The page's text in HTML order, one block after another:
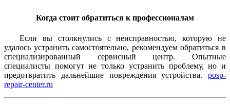
Когда стоит обратиться к профессионалам
Если вы столкнулись с неисправностью, которую не
удалось устранить самостоятельно, рекомендуем обратиться в
специализированный сервисный центр. Опытные
специалисты помогут не только устранить проблему, но и
предотвратить дальнейшие повреждения устройства. posp-
repair-center.ru